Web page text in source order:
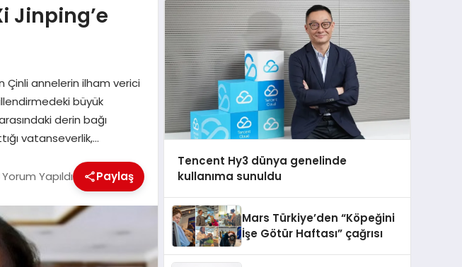
Jinping’e
Çinli annelerin ilham verici
büyük
derin bağı
vatanseverlik,…
Yapıldı Paylaş
Tencent Hy3 dünya genelinde
kullanıma sunuldu
Mars Türkiye’den “Köpeğini
İşe Götür Haftası” çağrısı